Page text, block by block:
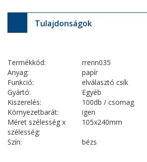
Tulajdonságok
Termékkód:
rrenn035
Anyag:
papír
Funkció:
elválasztó csík
Gyártó:
Egyéb
Kiszerelés:
100db / csomag
Környezetbarát:
igen
Méret szélesség x
szélesség:
105x240mm
Szín: bézs